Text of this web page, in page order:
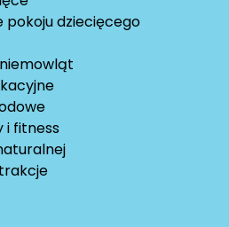
pokoju dziecięcego
i fitness